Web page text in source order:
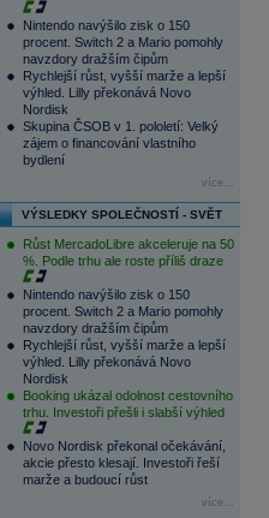
Nintendo navýšilo zisk o 150
procent. Switch 2 a Mario pomohly
navzdory dražším čipům
Rychlejší růst, vyšší marže a lepší
výhled. Lilly překonává Novo
Nordisk
Skupina ČSOB v 1. pololetí: Velký
zájem o financování vlastního
bydlení
více...
VÝSLEDKY SPOLEČNOSTÍ - SVĚT
Růst MercadoLibre akceleruje na 50
%. Podle trhu ale roste příliš draze
Nintendo navýšilo zisk o 150
procent. Switch 2 a Mario pomohly
navzdory dražším čipům
Rychlejší růst, vyšší marže a lepší
výhled. Lilly překonává Novo
Nordisk
Booking ukázal odolnost cestovního
trhu. Investoři přešli i slabší výhled
Novo Nordisk překonal očekávání,
akcie přesto klesají. Investoři řeší
marže a budoucí růst
více...